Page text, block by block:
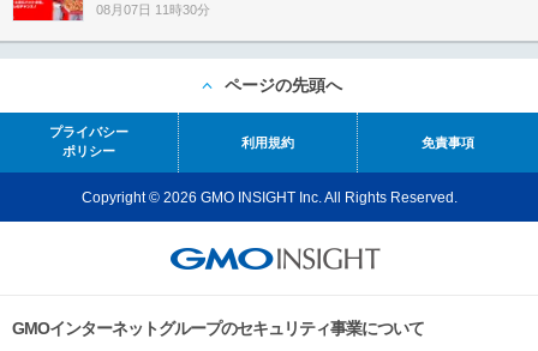
08月07日 11時30分
ページの先頭へ
プライバシー
ポリシー
利用規約 免責事項
Copyright © 2026 GMO INSIGHT Inc. All Rights Reserved.
GMOインターネットグループのセキュリティ事業について